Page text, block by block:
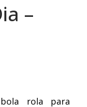
–
rola para